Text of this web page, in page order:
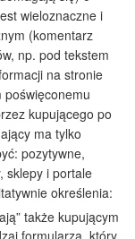
wieloznaczne i
(komentarz
np. pod tekstem
na stronie
kupującego po
ma tylko
pozytywne,
sklepy i portale
określenia:
także kupującym